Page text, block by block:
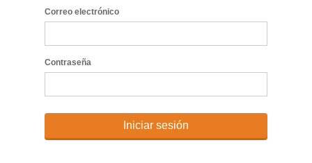
Inicio de sesión: usuario y contraseña
Correo electrónico
Contraseña
Iniciar sesión